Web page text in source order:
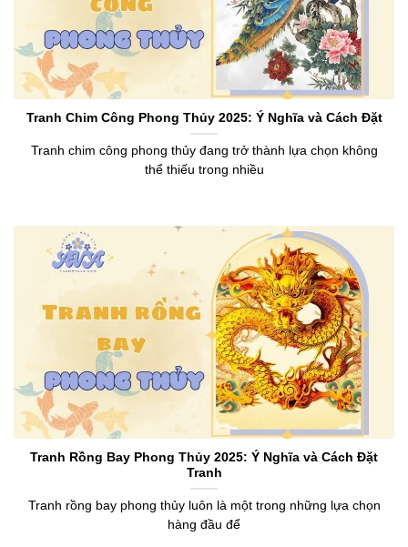
Tranh Chim Công Phong Thủy 2025: Ý Nghĩa và Cách Đặt
Tranh chim công phong thủy đang trở thành lựa chọn không
thể thiếu trong nhiều
Tranh Rồng Bay Phong Thủy 2025: Ý Nghĩa và Cách Đặt
Tranh
Tranh rồng bay phong thủy luôn là một trong những lựa chọn
hàng đầu để